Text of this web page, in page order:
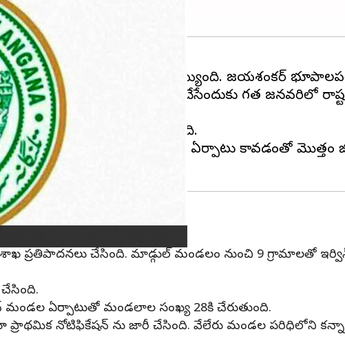
చేసేందుకు మార్గం సుగమం అయ్యింది. జయశంకర్‌
గోరి మండలాన్ని ఏర్పాటు చేసేందుకు గత జనవరిలో
పైనల్ నోటిఫికేషన్‌ ఇచ్చింది.
ఉన్నాయి. కొత్తగా మరో మండలం ఏర్పాటు కావడంతో మొత్తం
శాఖ ప్రతిపాదనలు చేసింది. మాడ్గుల్‌ మండలం నుంచి 9 గ్రామాలతో
ఏర్పాటుతో మండలాల సంఖ్య 28కి చేరుతుంది.
ప్రాథమిక నోటిఫికేషన్‌ ను జారీ చేసింది. వేలేరు మండల పరిధిలోని